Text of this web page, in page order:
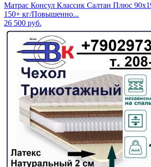
Матрас Консул Классик Салтан Плюс
150+ кг/Повышенно...
26 500 руб.